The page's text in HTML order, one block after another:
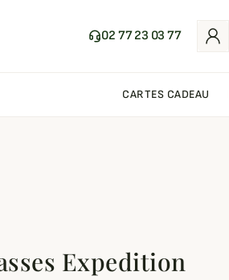
02 77 23 03 77
CARTES CADEAU
Expedition